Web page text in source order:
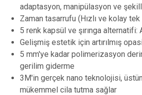
adaptasyon, manipülasyon ve
Zaman tasarrufu (Hızlı ve kolay
5 renk kapsül ve şırınga alternatifi:
Gelişmiş estetik için artırılmış
5 mm'ye kadar polimerizasyon
gerilim giderme
3M'in gerçek nano teknolojisi,
mükemmel cila tutma sağlar